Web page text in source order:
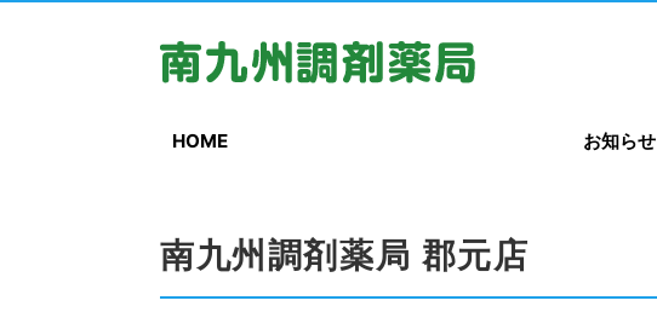
HOME お知らせ
南九州調剤薬局 郡元店